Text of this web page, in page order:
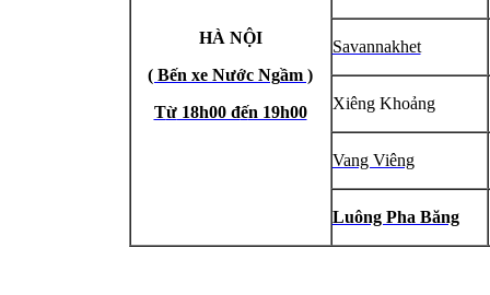
HÀ NỘI
( Bến xe Nước Ngầm )
Từ18h00 đến 19h00
Savannakhet
Xiêng Khoảng
Vang Viêng
Luông Pha Băng